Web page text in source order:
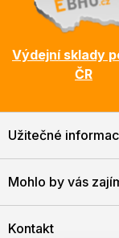
Výdejní sklady
ČR
Užitečné
Mohlo by vás
Kontakt